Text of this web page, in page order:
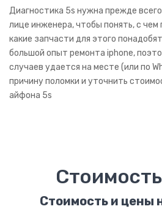
MacBook
iWatch
AirPods
iPod
Телефоны
Смартфоны
Диагностика 5s нужна прежде
лице инженера, чтобы понять, с чем
какие запчасти для этого
большой опыт ремонта iphone,
случаев удается на месте (или по
причину поломки и уточнить
айфона 5s
Стоимость и цены